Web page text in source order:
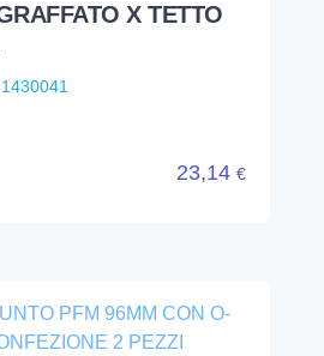
X TETTO
1430041
23,14 €